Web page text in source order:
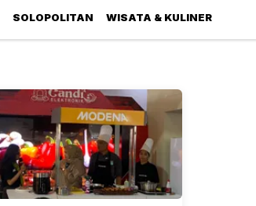
SOLOPOLITAN WISATA & KULINER